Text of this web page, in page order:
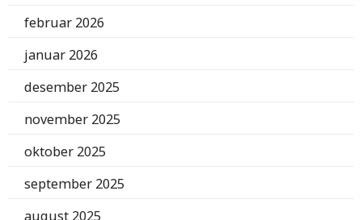
februar 2026
januar 2026
desember 2025
november 2025
oktober 2025
september 2025
august 2025